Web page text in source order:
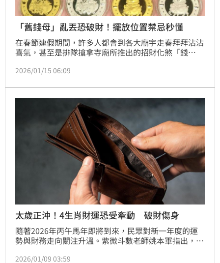
「舊錢母」亂丟恐破財！擺放位置禁忌秒懂
在春節連假期間，許多人都會到各大廟宇走春拜拜沾沾
喜氣，甚至是排隊搶拿寺廟所推出的招財化煞「錢
母」最知名，每年元旦新年吸引大批民眾漏夜排隊搶
(2026)年元旦吸引超過10萬名信眾排隊領取，人龍長達
10公里，多日前就有許多民眾就已經到場排隊，帶板凳
成基本配備，還有人直接帶露營帳就地紮營，旺財的魅
力實在驚人無法
2026/01/15 06:09
太歲正沖！4生肖財運恐受牽動 破財傷身
隨著2026年丙午馬年即將到來，民眾對新一年度的運
勢與財務走向關注升溫。紫微斗數老師姚本軍指出，
徵年度節奏被迫調整的訊號，代表既有的生活與金錢運
2026/01/09 03:59